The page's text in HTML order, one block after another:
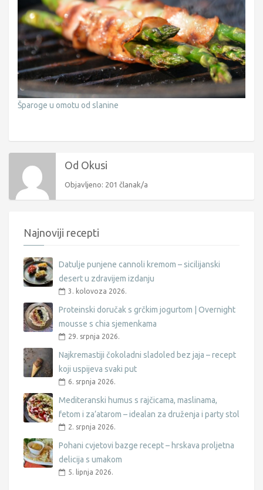
Šparoge u omotu od slanine
Od Okusi
Objavljeno: 201 članak/a
Najnoviji recepti
Datulje punjene cannoli kremom – sicilijanski
desert u zdravijem izdanju
3. kolovoza 2026.
Proteinski doručak s grčkim jogurtom | Overnight
mousse s chia sjemenkama
29. srpnja 2026.
Najkremastiji čokoladni sladoled bez jaja – recept
koji uspijeva svaki put
6. srpnja 2026.
Mediteranski humus s rajčicama, maslinama,
fetom i za’atarom – idealan za druženja i party stol
2. srpnja 2026.
Pohani cvjetovi bazge recept – hrskava proljetna
delicija s umakom
5. lipnja 2026.